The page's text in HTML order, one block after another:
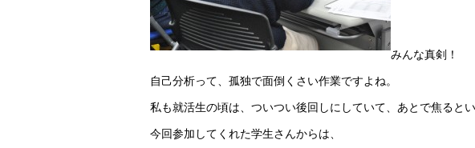
みんな真剣！
自己分析って、孤独で面倒くさい作業ですよね。
私も就活生の頃は、ついつい後回しにしていて、あとで焦ると
今回参加してくれた学生さんからは、